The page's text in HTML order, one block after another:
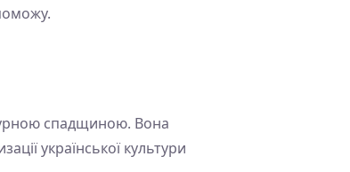
спадщиною. Вона
української культури